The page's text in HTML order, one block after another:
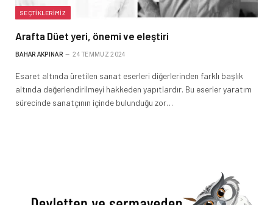
SEÇTIKLERIMIZ
Arafta Düet yeri, önemi ve eleştiri
BAHAR AKPINAR 24 TEMMUZ 2024
Esaret altında üretilen sanat eserleri diğerlerinden farklı başlık
altında değerlendirilmeyi hakkeden yapıtlardır. Bu eserler yaratım
sürecinde sanatçının içinde bulunduğu zor…